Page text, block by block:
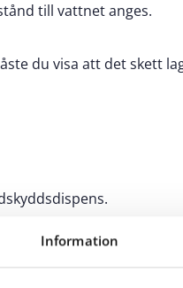
Information
till vattnet anges.
du visa att det skett
då är den något lägre.